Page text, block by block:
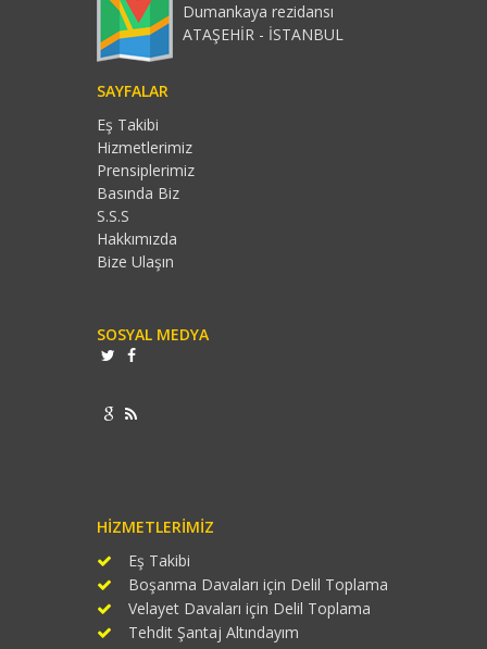
Dumankaya rezidansı
ATAŞEHİR - İSTANBUL
SAYFALAR
Eş Takibi
Hizmetlerimiz
Prensiplerimiz
Basında Biz
S.S.S
Hakkımızda
Bize Ulaşın
SOSYAL MEDYA
HIZMETLERIMIZ
Eş Takibi
Boşanma Davaları için Delil Toplama
Velayet Davaları için Delil Toplama
Tehdit Şantaj Altındayım